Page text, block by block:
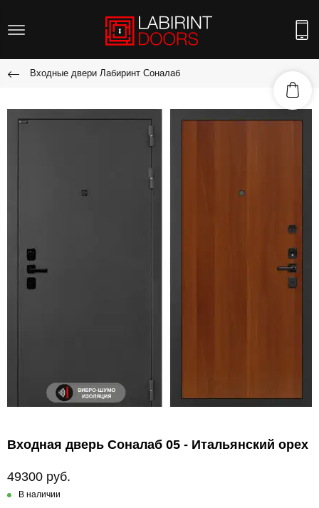
Входные двери Лабиринт Соналаб
Входная дверь Соналаб 05 - Итальянский орех
49300 руб.
В наличии